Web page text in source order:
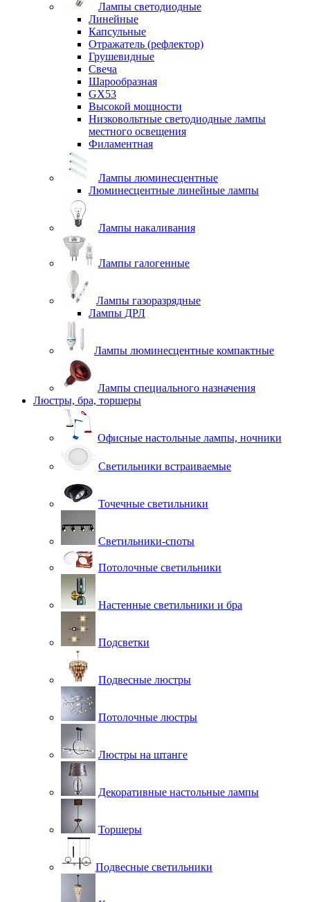
Лампы светодиодные
Линейные
Капсульные
Отражатель (рефлектор)
Грушевидные
Свеча
Шарообразная
GX53
Высокой мощности
Низковольтные светодиодные лампы
местного освещения
Филаментная
Лампы люминесцентные
Люминесцентные линейные лампы
Лампы накаливания
Лампы галогенные
Лампы газоразрядные
Лампы ДРЛ
Лампы люминесцентные компактные
Лампы специального назначения
Люстры, бра, торшеры
Офисные настольные лампы, ночники
Светильники встраиваемые
Точечные светильники
Светильники-споты
Потолочные светильники
Настенные светильники и бра
Подсветки
Подвесные люстры
Потолочные люстры
Люстры на штанге
Декоративные настольные лампы
Торшеры
Подвесные светильники